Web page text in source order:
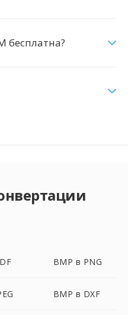
бесплатна?
BMP в PNG
BMP в DXF